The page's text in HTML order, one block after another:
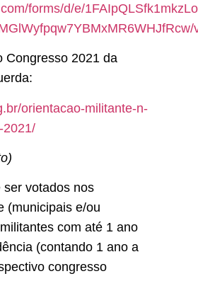
forms/d/e/
Congresso 2021 da
orientacao-militante-n-
2021/
ser votados nos
(municipais e/ou
com até 1 ano
(contando 1 ano a
congresso